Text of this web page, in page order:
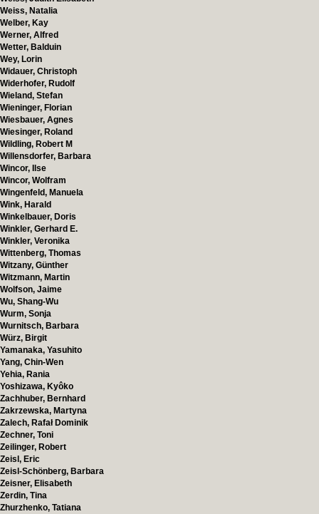
Weiss, Natalia
Welber, Kay
Werner, Alfred
Wetter, Balduin
Wey, Lorin
Widauer, Christoph
Widerhofer, Rudolf
Wieland, Stefan
Wieninger, Florian
Wiesbauer, Agnes
Wiesinger, Roland
Wildling, Robert M
Willensdorfer, Barbara
Wincor, Ilse
Wincor, Wolfram
Wingenfeld, Manuela
Wink, Harald
Winkelbauer, Doris
Winkler, Gerhard E.
Winkler, Veronika
Wittenberg, Thomas
Witzany, Günther
Witzmann, Martin
Wolfson, Jaime
Wu, Shang-Wu
Wurm, Sonja
Wurnitsch, Barbara
Würz, Birgit
Yamanaka, Yasuhito
Yang, Chin-Wen
Yehia, Rania
Yoshizawa, Kyôko
Zachhuber, Bernhard
Zakrzewska, Martyna
Zalech, Rafał Dominik
Zechner, Toni
Zeilinger, Robert
Zeisl, Eric
Zeisl-Schönberg, Barbara
Zeisner, Elisabeth
Zerdin, Tina
Zhurzhenko, Tatiana